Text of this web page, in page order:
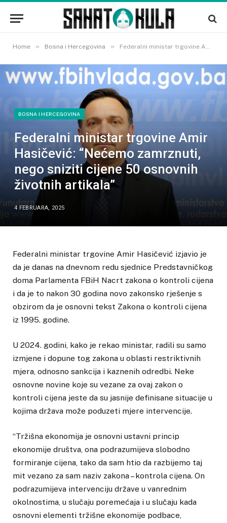
Home » Bosna i Hercegovina » Federalni ministar trgovine Amir Hasičević: “Nećemo zamrznuti, nego sniziti cijene 50 osnovnih životnih artikala”
BOSNA I HERCEGOVINA
Federalni ministar trgovine Amir
Hasičević: “Nećemo zamrznuti,
nego sniziti cijene 50 osnovnih
životnih artikala”
4 FEBRUARA, 2025
Federalni ministar trgovine Amir Hasičević izjavio je
da je danas na dnevnom redu sjednice Predstavničkog
doma Parlamenta FBiH Nacrt zakona o kontroli cijena
i da je to nakon 30 godina novo zakonsko rješenje s
obzirom da je osnovni tekst Zakona o kontroli cijena
iz 1995. godine.
U 2024. godini, kako je rekao ministar, radili su samo
izmjene i dopune tog zakona u oblasti restriktivnih
mjera, odnosno sankcija i kaznenih odredbi. Neke
osnovne novine koje su vezane za ovaj zakon o
kontroli cijena jeste da su jasnije definisane situacije u
kojima država može poduzeti mjere intervencije.
“Tržišna ekonomija je osnovni ustavni princip
ekonomije društva, ona podrazumijeva slobodno
formiranje cijena, tako da sam htio da razbijemo taj
mit vezano za sam naziv zakona – kontrola cijena. On
podrazumijeva intervenciju države u vanrednim
okolnostima, u slučaju poremećaja i u slučaju kada
osnovni elementi tržišne ekonomije podbace,